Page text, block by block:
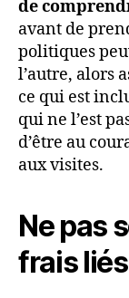
de
avant de
politiques
l’autre, alors
ce qui est
qui ne l’est
d’être au
aux visites.
Ne pas
frais